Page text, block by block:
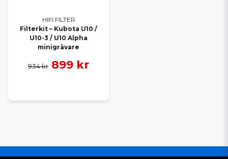
HIFI FILTER
Filterkit – Kubota U10 /
U10-3 / U10 Alpha
minigrävare
934 kr 899 kr